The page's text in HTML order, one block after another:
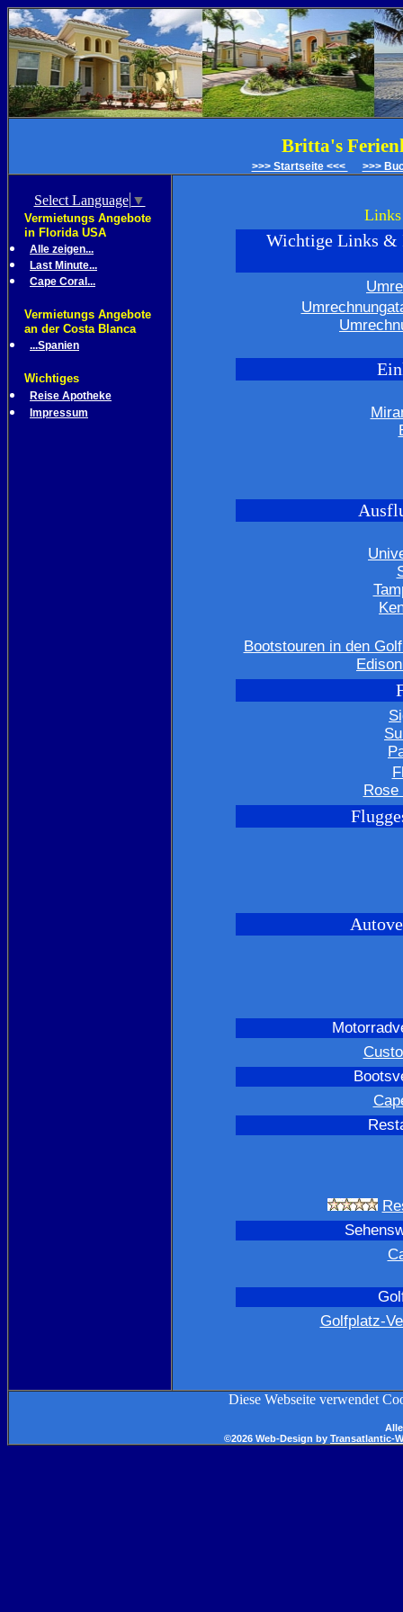
Britta's
>>> Startseite <<< >>>
Select Language ▼
Vermietungs Angebote
in Florida USA
Alle zeigen...
Last Minute...
Cape Coral...
Vermietungs Angebote
an der Costa Blanca
...Spanien
Wichtiges
Reise Apotheke
Impressum
Wichtige Links &
Bootstouren in den
Rose
Golfplatz-
Diese Webseite verwendet
©2026 Web-Design by Transatlantic-